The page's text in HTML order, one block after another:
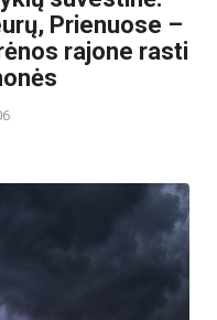
Prienuose –
rajone rasti